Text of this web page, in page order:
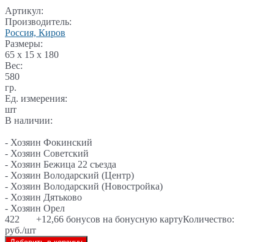
Артикул:
Производитель:
Россия, Киров
Размеры:
65 x 15 x 180
Вес:
580
гр.
Ед. измерения:
шт
В наличии:
- Хозяин Фокинский
- Хозяин Советский
- Хозяин Бежица 22 съезда
- Хозяин Володарский (Центр)
- Хозяин Володарский (Новостройка)
- Хозяин Дятьково
- Хозяин Орел
422
руб./шт
+12,66 бонусов на бонусную картуКоличество: